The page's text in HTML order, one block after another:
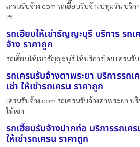
เครนรับจ้าง.com รถเฮี๊ยบรับจ้างปทุมวัน บริก
เช
รถเฮี๊ยบให้เช่าธัญญะบุรี บริการ รถเ
จ้าง ราคาถูก
รถเฮี๊ยบให้เช่าธัญญะบุรี ให้บริการโดย เครนรั
รถเครนรับจ้างตาพระยา บริการรถเ
เช่า ให้เช่ารถเครน ราคาถูก
เครนรับจ้าง.com รถเครนรับจ้างตาพระยา บริ
ให้เช่า
รถเฮี๊ยบรับจ้างปากท่อ บริการรถเคร
ให้เช่ารถเครน ราคาถูก